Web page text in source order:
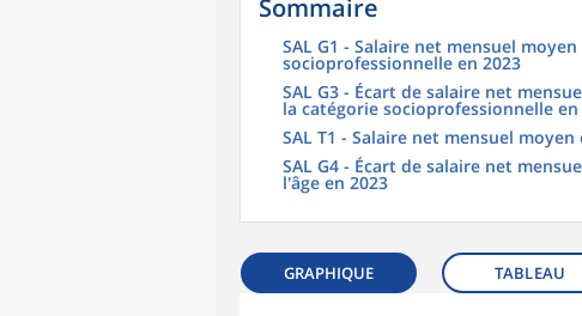
Sommaire
SAL G1 - Salaire net mensuel
socioprofessionnelle en 2023
SAL G3 - Écart de salaire net
la catégorie socioprofessionnelle en
SAL T1 - Salaire net mensuel
SAL G4 - Écart de salaire net
l'âge en 2023
GRAPHIQUE TABLEAU